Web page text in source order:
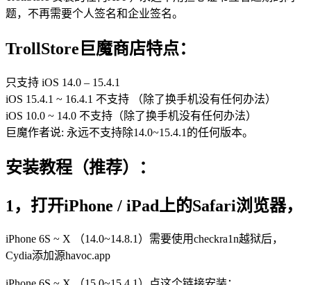
题，不再需要个人签名和企业签名。
TrollStore巨魔商店特点：
只支持 iOS 14.0 – 15.4.1
iOS 15.4.1 ~ 16.4.1 不支持 （除了换手机没有任何办法）
iOS 10.0 ~ 14.0 不支持（除了换手机没有任何办法）
巨魔作者说: 永远不支持除14.0~15.4.1的任何版本。
安装教程（推荐）：
1，打开iPhone / iPad上的Safari浏览器，
iPhone 6S ~ X （14.0~14.8.1）需要使用checkra1n越狱后，
Cydia添加源havoc.app